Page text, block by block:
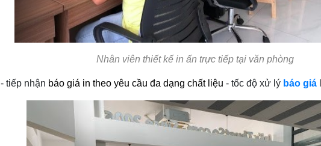
Nhân viên thiết kế in ấn trực tiếp tại văn phòng
- tiếp nhận báo giá in theo yêu cầu đa dạng chất liệu - tốc độ xử lý báo giá